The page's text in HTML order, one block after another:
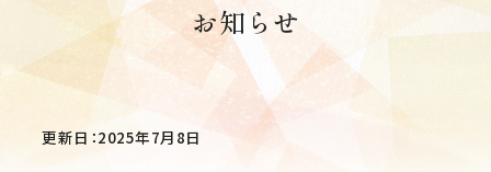
お知らせ
更新日：2025年7月8日